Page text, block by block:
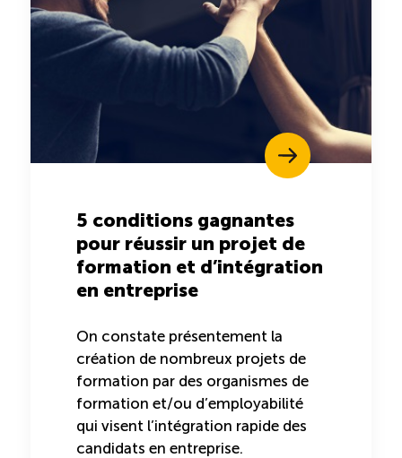
5 conditions gagnantes
pour réussir un projet de
formation et d’intégration
en entreprise
On constate présentement la
création de nombreux projets de
formation par des organismes de
formation et/ou d’employabilité
qui visent l’intégration rapide des
candidats en entreprise.